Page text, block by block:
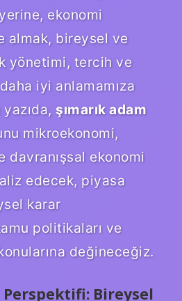
ekonomi
almak, bireysel ve
yönetimi, tercih ve
iyi anlamamıza
şımarık adam
mikroekonomi,
davranışsal ekonomi
edecek, piyasa
karar
politikaları ve
değineceğiz.
Bireysel